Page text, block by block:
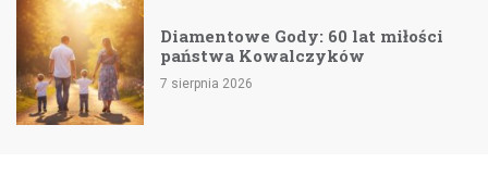
Diamentowe Gody: 60 lat miłości
państwa Kowalczyków
7 sierpnia 2026